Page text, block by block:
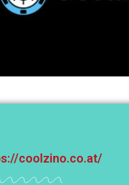
coolzino.co.at/